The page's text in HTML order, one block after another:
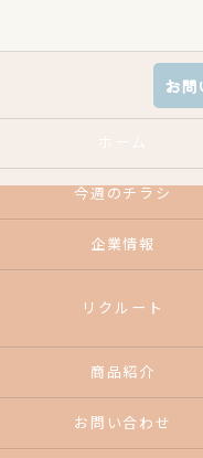
お問
今週のチラシ
企業情報
リクルート
商品紹介
お問い合わせ